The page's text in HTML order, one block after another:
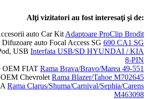
Alţi vizitatori au fost interesaţi şi de:
auto Car Kit Adaptoare ProClip Brodit
Difuzoare auto Focal Access SG 690 CA1 SG
USB Interfata USB/SD HYUNDAI / KIA
8-PIN
OEM FIAT Rama Brava/Bravo/Marea 49-551
Chevrolet Rama Blazer/Tahoe M702645
Rama Clarus/Shuma/Carnival/Sephia/Carens
M463098